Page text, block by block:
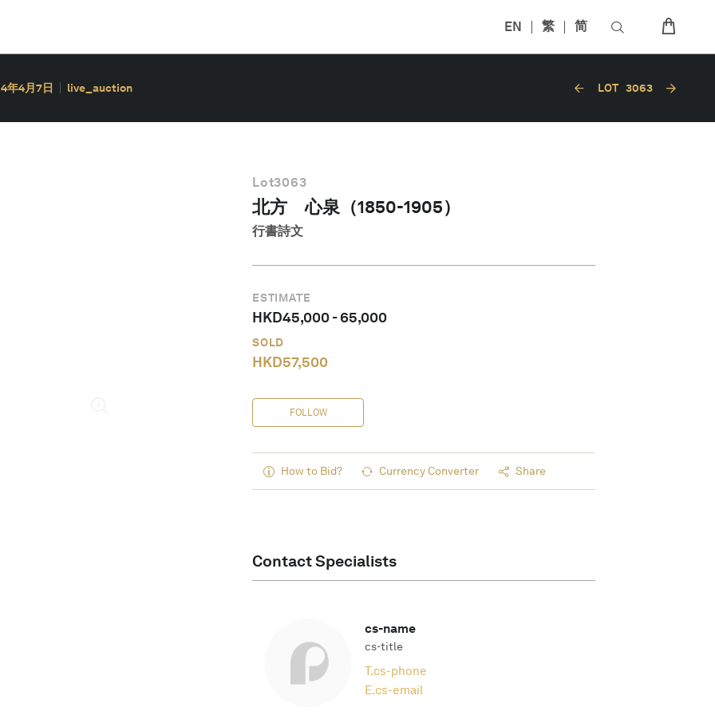
EN 繁 简
年4月7日 live_auction LOT 3063
Lot3063
北方 心泉（1850-1905）
行書詩文
ESTIMATE
HKD45,000-65,000
SOLD
HKD57,500
FOLLOW
How to Bid? Currency Converter Share
Contact Specialists
cs-name
cs-title
T.cs-phone
E.cs-email